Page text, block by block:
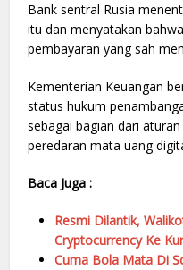
Bank sentral Rusia
itu dan menyatakan
pembayaran yang sah
Kementerian Keuangan
status hukum
sebagai bagian dari
peredaran mata uang
Baca Juga :
Resmi Dilantik,
Cryptocurrency Ke
Cuma Bola Mata Di